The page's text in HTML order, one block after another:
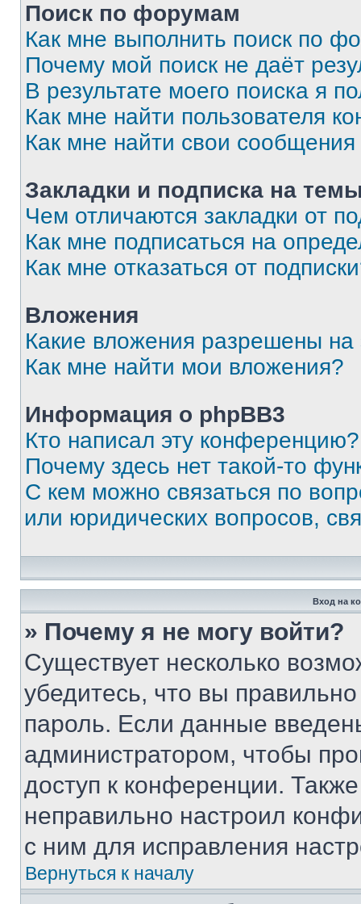
Поиск по форумам
Как мне выполнить поиск по
Почему мой поиск не даёт
В результате моего поиска я
Как мне найти пользователя
Как мне найти свои
Закладки и подписка на
Чем отличаются закладки от
Как мне подписаться на
Как мне отказаться от
Вложения
Какие вложения разрешены
Как мне найти мои вложения?
Информация о phpBB3
Кто написал эту конференцию?
Почему здесь нет такой-то
С кем можно связаться по
или юридических вопросов,
Вход на
» Почему я не могу войти?
Существует несколько
убедитесь, что вы
пароль. Если данные
администратором, чтобы
доступ к конференции.
неправильно настроил
с ним для исправления
Вернуться к началу